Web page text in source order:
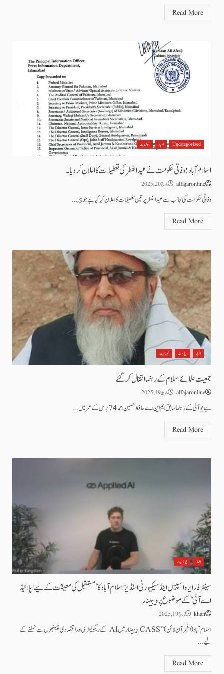
Read More
Uncategorized اخبار نیوز بیٹ
اسلام آباد: وفاقی حکومت نے عید الفطر کی تعطیلات کا اعلان کردیا۔
alfajaronline مارچ 20, 2025
وفاقی حکومت کی جانب سے عید الفطر پر تین تعطیلات کا اعلان کیا گیا ہے جو پیر...
Read More
اخبار سیاست نیوز بیٹ
جمعیت علمائے اسلام کے رہنما انتقال کرگئے
alfajaronline مارچ 19, 2025
جے یو آئی کے رہنما سابق ایم این اے حافظ حسین احمد 74 برس کے عمر میں...
Read More
اخبار نیوز بیٹ
سینٹر فار ایرو اسپیس اینڈ سیکیورٹی اسٹڈیز اسلام آباد کا’مستقبل کی معیشت کے لیے اپلائیڈ
اے آئی’ کے موضوع پر ویبینار
khan مارچ 19, 2025
اسلام آباد (الفجرآن لائن )‏”CASS ویبینار میں AI کے ریگولیٹری اور اقتصادی چیلنجوں سے نمٹنے کے
لیے...
Read More